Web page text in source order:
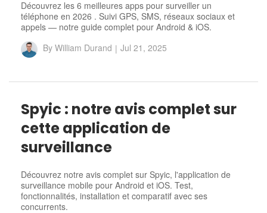
Découvrez les 6 meilleures apps pour surveiller un
téléphone en 2026 . Suivi GPS, SMS, réseaux sociaux et
appels — notre guide complet pour Android & iOS.
By William Durand | Jul 21, 2025
Spyic : notre avis complet sur
cette application de
surveillance
Découvrez notre avis complet sur Spyic, l'application de
surveillance mobile pour Android et iOS. Test,
fonctionnalités, installation et comparatif avec ses
concurrents.